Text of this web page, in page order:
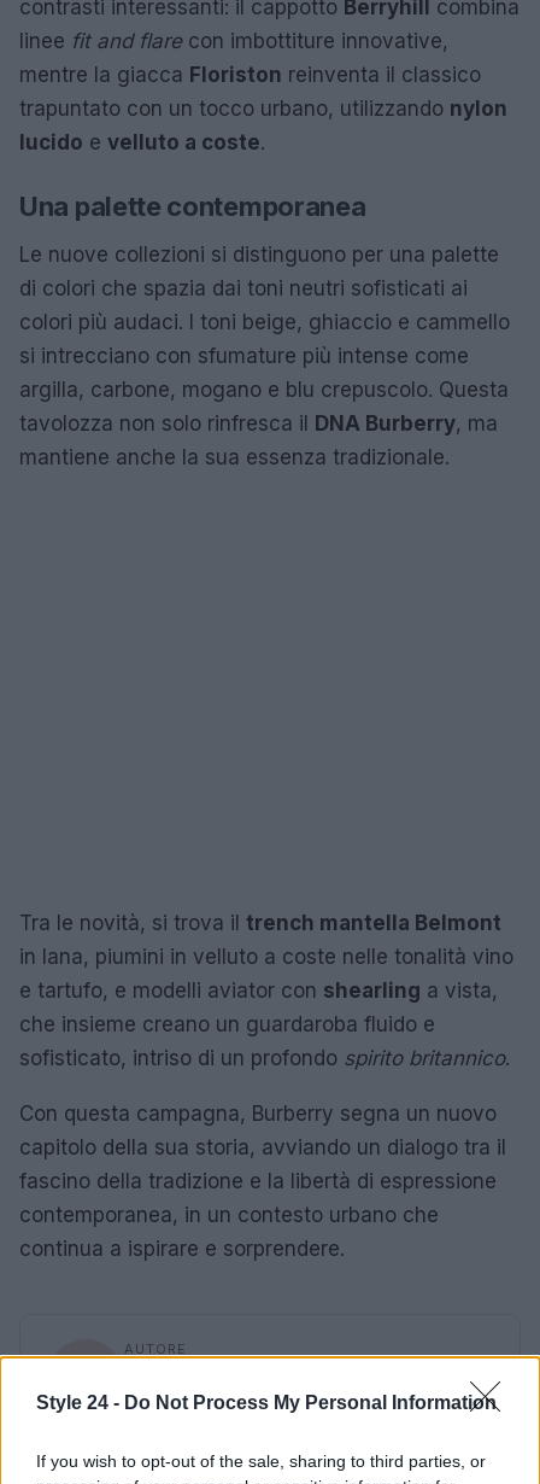
Style 24 - Do Not Process My Personal Information
If you wish to opt-out of the sale, sharing to third parties, or
contrasti interessanti: il cappotto Berryhill
combina
linee fit and flarecon imbottiture innovative,
mentre la giacca Floriston reinventa il classico
trapuntato con un tocco urbano, utilizzando nylon
lucido e velluto a coste.
Una palette contemporanea
Le nuove collezioni si distinguono per una palette
di colori che spazia dai toni neutri sofisticati ai
colori più audaci. I toni beige, ghiaccio e cammello
si intrecciano con sfumature più intense come
argilla, carbone, mogano e blu crepuscolo. Questa
tavolozza non solo rinfresca il DNA Burberry, ma
mantiene anche la sua essenza tradizionale.
Tra le novità, si trova il trench mantella Belmont
in lana, piumini in velluto a coste nelle tonalità vino
e tartufo, e modelli aviator con shearling a vista,
che insieme creano un guardaroba fluido e
sofisticato, intriso di un profondo spirito britannico.
Con questa campagna, Burberry segna un nuovo
capitolo della sua storia, avviando un dialogo tra il
fascino della tradizione e la libertà di espressione
contemporanea, in un contesto urbano che
continua a ispirare e sorprendere.
AUTORE